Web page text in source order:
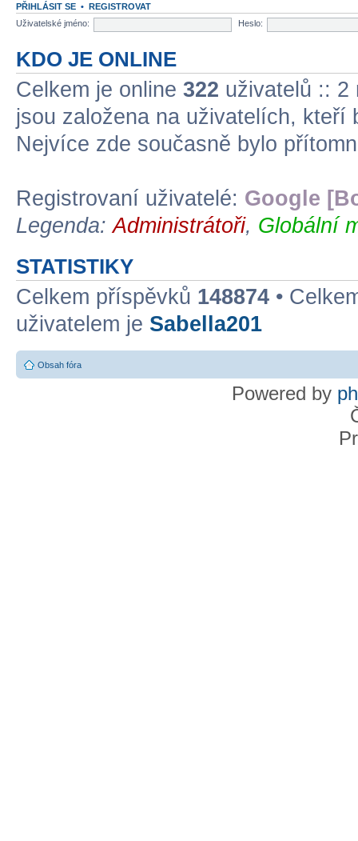
PŘIHLÁSIT SE • REGISTROVAT
Uživatelské jméno:
Heslo:
KDO JE ONLINE
Celkem je online 322 uživatelů :: 2
jsou založena na uživatelích,
Nejvíce zde současně bylo
Registrovaní uživatelé: Google
Legenda:Administrátoři, Globální
STATISTIKY
Celkem příspěvků 148874 •
uživatelem je Sabella201
Obsah fóra
Powered by